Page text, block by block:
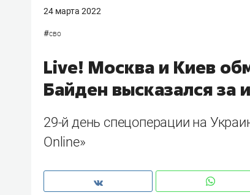
24 марта 2022
#сво
Live! Москва и Киев
Байден высказался за
29-й день спецоперации на
Online»